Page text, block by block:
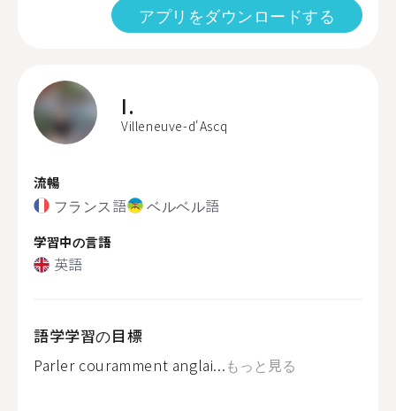
アプリをダウンロードする
I.
Villeneuve-d'Ascq
流暢
フランス語 ベルベル語
学習中の言語
英語
語学学習の目標
Parler couramment anglai...もっと見る